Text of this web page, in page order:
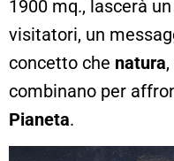
1900 mq., lascerà
visitatori, un
concetto che natura,
combinano per
Pianeta.